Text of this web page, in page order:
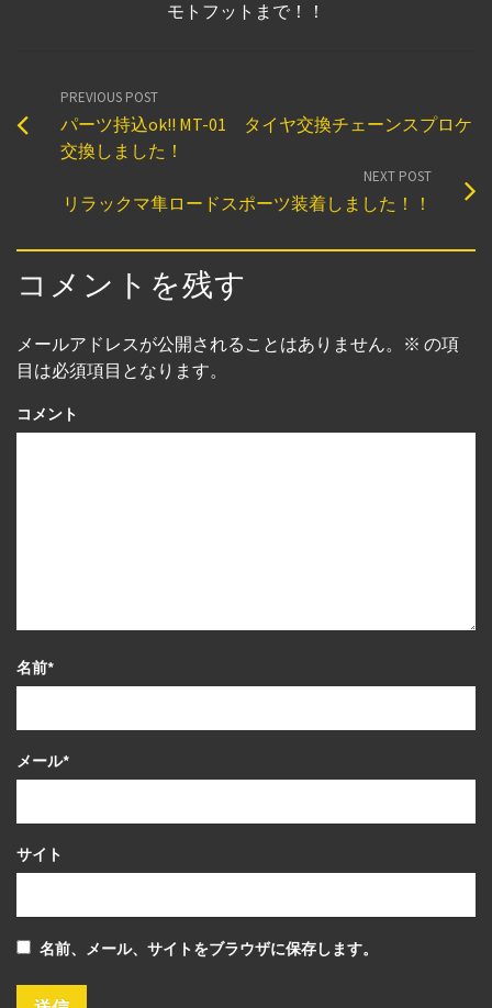
モトフットまで！！
PREVIOUS POST
パーツ持込ok!! MT-01 タイヤ交換チェーンスプロケ
交換しました！
NEXT POST
リラックマ隼ロードスポーツ装着しました！！
コメントを残す
メールアドレスが公開されることはありません。 ※ の項
目は必須項目となります。